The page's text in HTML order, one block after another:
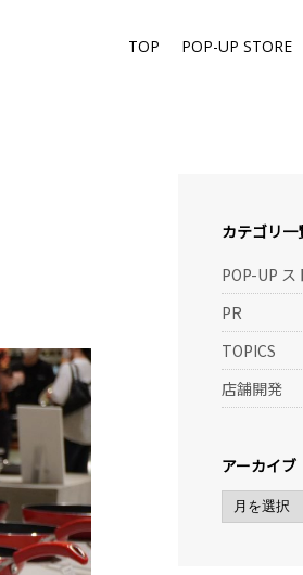
TOP POP-UP STORE
カテゴリ一
POP-UP ス
PR
TOPICS
店舗開発
アーカイブ